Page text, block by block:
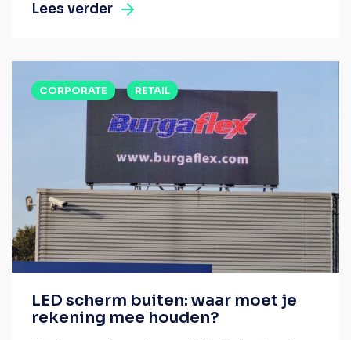
Lees verder
CORPORATE RETAIL
LED scherm buiten: waar moet je
rekening mee houden?